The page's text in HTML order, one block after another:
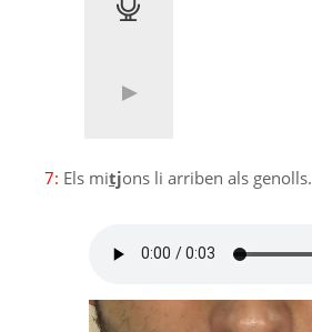
7: Els mitjons li arriben als genolls.